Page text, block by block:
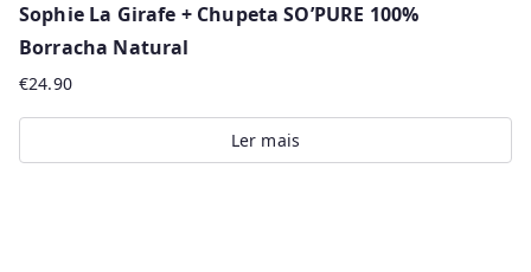
Sophie La Girafe + Chupeta SO’PURE 100%
Borracha Natural
€24.90
Ler mais